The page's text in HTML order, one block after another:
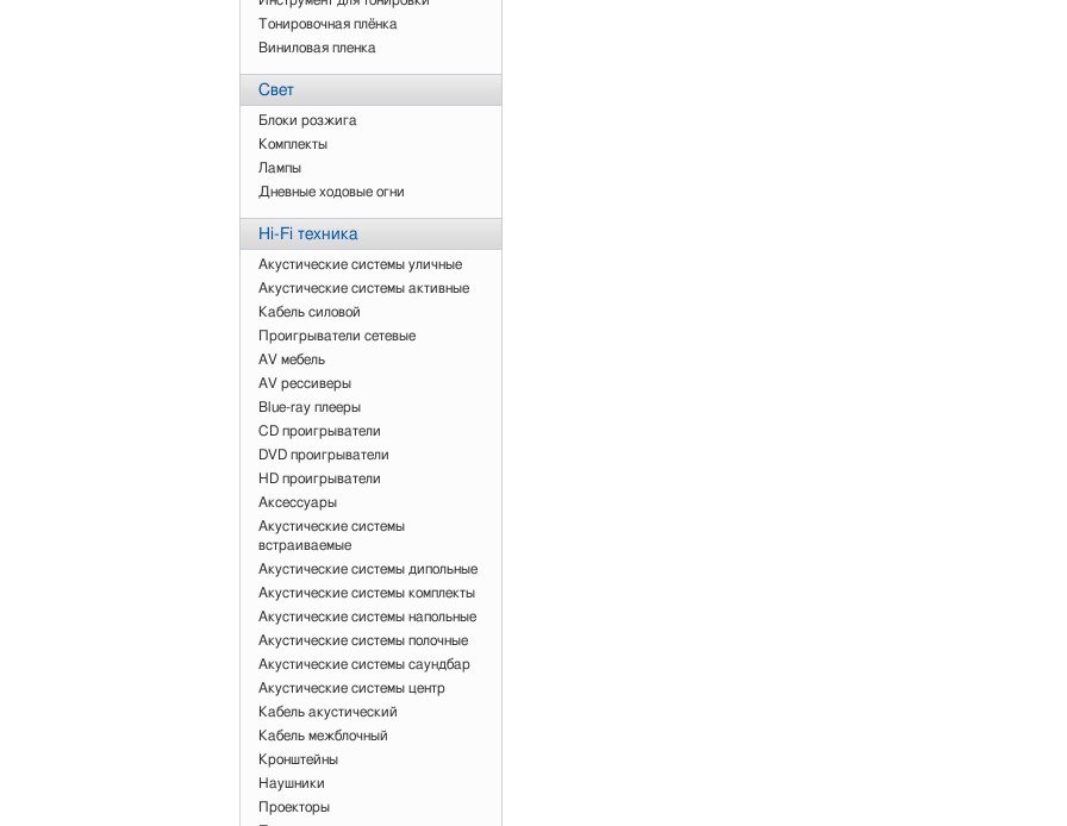
Тонировочная плёнка
Виниловая пленка
Свет
Блоки розжига
Комплекты
Лампы
Дневные ходовые огни
Нi-Fi техника
Акустические системы уличные
Акустические системы активные
Кабель силовой
Проигрыватели сетевые
AV мебель
AV рессиверы
Blue-ray плееры
CD проигрыватели
DVD проигрыватели
HD проигрыватели
Аксессуары
Акустические системы
встраиваемые
Акустические системы дипольные
Акустические системы комплекты
Акустические системы напольные
Акустические системы полочные
Акустические системы саундбар
Акустические системы центр
Кабель акустический
Кабель межблочный
Кронштейны
Наушники
Проекторы